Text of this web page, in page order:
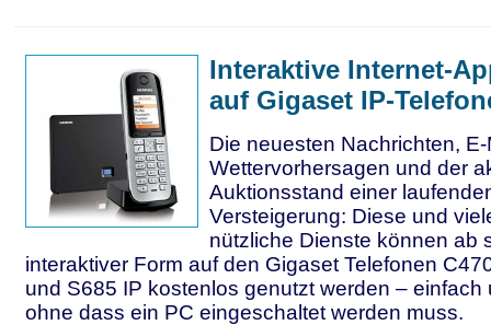
Interaktive Internet-
auf Gigaset IP-
Die neuesten Nachrichten,
Wettervorhersagen und der
Auktionsstand einer
Versteigerung: Diese und
nützliche Dienste können ab
interaktiver Form auf den Gigaset Telefonen
und S685 IP kostenlos genutzt werden – einfach
ohne dass ein PC eingeschaltet werden muss.